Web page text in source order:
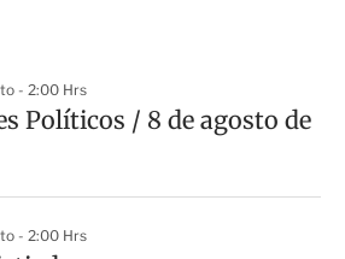
- 2:00 Hrs
Políticos / 8 de agosto de
- 2:00 Hrs